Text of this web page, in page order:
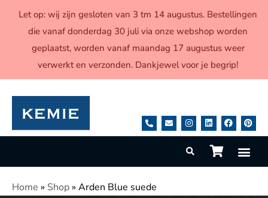
Home » Shop » Arden Blue suede
Let op: wij zijn gesloten van 3 tm 14 augustus. Bestellingen
die vanaf donderdag 30 juli via onze webshop worden
geplaatst, worden vanaf maandag 17 augustus weer
verwerkt en verzonden. Dankjewel voor je begrip!